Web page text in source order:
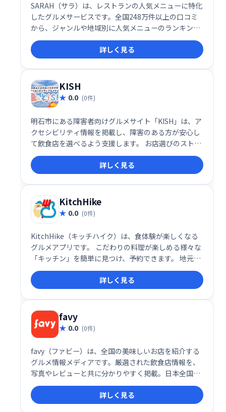
SARAH（サラ）は、レストランの人気メニューに特化
したグルメサービスです。全国248万件以上の口コミ
から、ジャンルや地域別に人気メニューのランキング
や評判を閲覧できます。「食べたい一皿」を見つけた
い方におすすめです。詳しく見る
KISH
0.0 (0件)
明石市にある障害者向けグルメサイト「KISH」は、ア
クセシビリティ情報を掲載し、障害のある方が安心し
て飲食店を選べるよう支援します。 お店選びのストレ
スを軽減し、快適な外食体験を提供します。 明石で美
味しい食事を楽しみたい障害者の方、そしてそのご家
族にとって、頼りになる情報サイトです。
詳しく見る
KitchHike
0.0 (0件)
KitchHike（キッチハイク）は、食体験が楽しくなる
グルメアプリです。 こだわりの料理が楽しめる様々な
「キッチン」を簡単に見つけ、予約できます。 地元の
人と交流しながら、特別な食の思い出を創りません
か？ 新しいグルメ体験で、あなたの食の世界を広げま
しょう！
詳しく見る
favy
0.0 (0件)
favy（ファビー）は、全国の美味しいお店を紹介する
グルメ情報メディアです。厳選された飲食店情報を、
写真やレビューと共に分かりやすく掲載。日本全国の
食の魅力を発見し、お気に入りのレストランを見つけ
るお手伝いをします。英語サイト「Favy English」も
提供し、海外の方にも日本の食文化を伝えています。
詳しく見る